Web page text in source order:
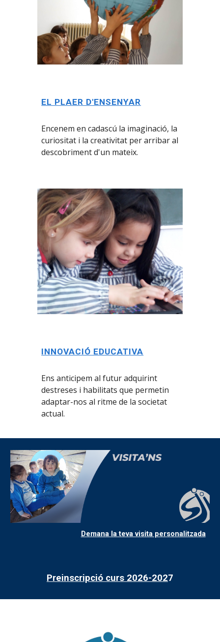
EL PLAER D'ENSENYAR
Encenem en cadascú la imaginació, la
curiositat i la creativitat per arribar al
descobriment d'un mateix.
INNOVACIÓ EDUCATIVA
Ens anticipem al futur adquirint
destreses i habilitats que permetin
adaptar-nos al ritme de la societat
actual.
Demana la teva visita personalitzada
Preinscripció curs 2026-2027